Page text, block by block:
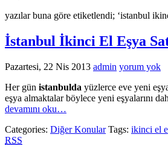
yazılar buna göre etiketlendi; ‘istanbul
İstanbul İkinci El Eşya
Pazartesi, 22 Nis 2013 admin yorum yok
Her gün istanbulda yüzlerce eve yeni
eşya almaktalar böylece yeni eşyalarını
devamını oku…
Categories: Diğer Konular Tags: ikinci el
RSS